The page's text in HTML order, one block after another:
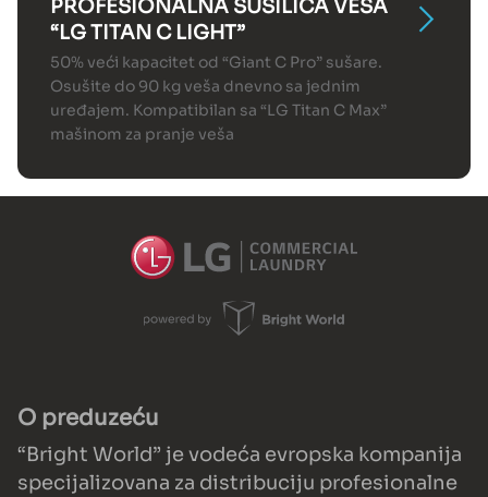
PROFESIONALNA SUŠILICA VEŠA
“LG TITAN C LIGHT”
50% veći kapacitet od “Giant C Pro” sušare.
Osušite do 90 kg veša dnevno sa jednim
uređajem. Kompatibilan sa “LG Titan C Max”
mašinom za pranje veša
O preduzeću
“Bright World” je vodeća evropska kompanija
specijalizovana za distribuciju profesionalne